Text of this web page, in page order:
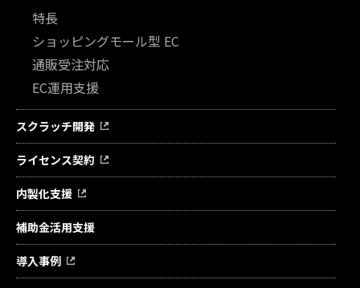
特長
ショッピングモール型 EC
通販受注対応
EC運用支援
スクラッチ開発
ライセンス契約
内製化支援
補助金活用支援
導入事例